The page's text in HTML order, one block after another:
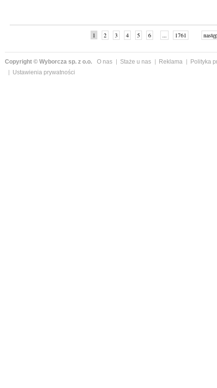
1 2 3 4 5 6 ... 1761
Copyright © Wyborcza sp. z o.o. O nas Staże u nas Reklama
Polityka
Ustawienia prywatności